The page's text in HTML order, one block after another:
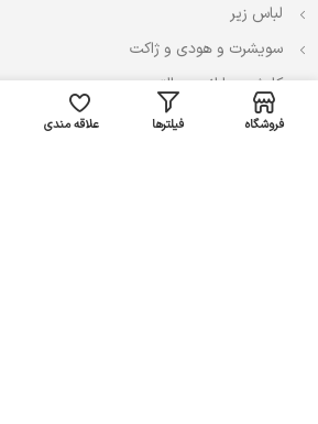
لباس زیر
سویشرت و هودی و ژاکت
کاپشن، بارانی و پالتو
فروشگاه فیلترها علاقه مندی